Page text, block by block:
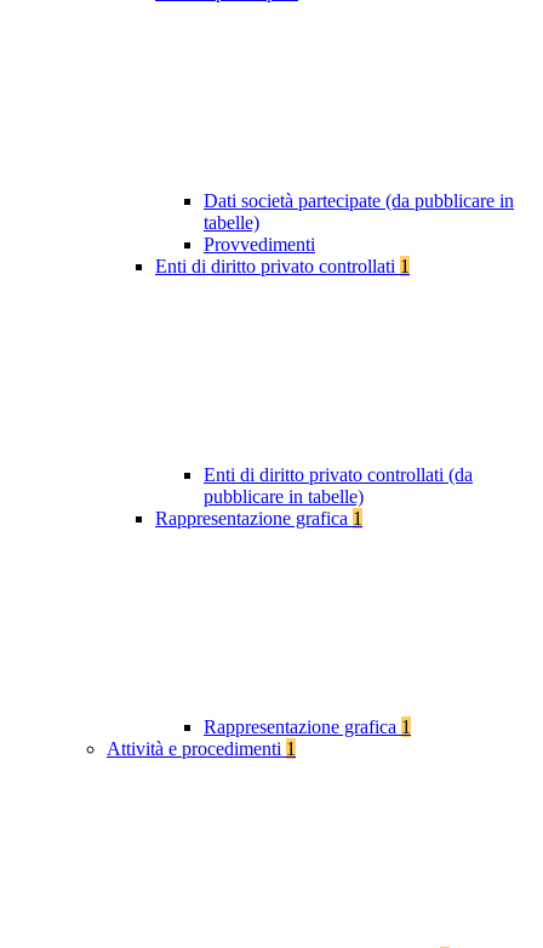
Dati società partecipate (da pubblicare in
tabelle)
Provvedimenti
Enti di diritto privato controllati 1
Enti di diritto privato controllati (da
pubblicare in tabelle)
Rappresentazione grafica 1
Rappresentazione grafica 1
Attività e procedimenti 1